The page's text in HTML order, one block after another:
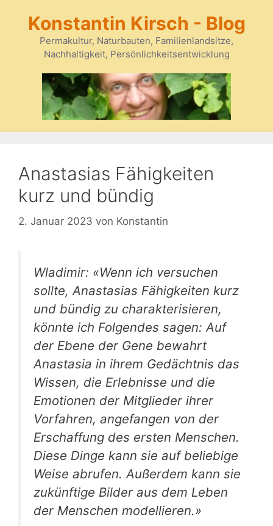
springen
Konstantin Kirsch - Blog
Permakultur, Naturbauten, Familienlandsitze,
Nachhaltigkeit, Persönlichkeitsentwicklung
Anastasias Fähigkeiten
kurz und bündig
2. Januar 2023 von Konstantin
Wladimir: «Wenn ich versuchen
sollte, Anastasias Fähigkeiten kurz
und bündig zu charakterisieren,
könnte ich Folgendes sagen: Auf
der Ebene der Gene bewahrt
Anastasia in ihrem Gedächtnis das
Wissen, die Erlebnisse und die
Emotionen der Mitglieder ihrer
Vorfahren, angefangen von der
Erschaffung des ersten Menschen.
Diese Dinge kann sie auf beliebige
Weise abrufen. Außerdem kann sie
zukünftige Bilder aus dem Leben
der Menschen modellieren.»